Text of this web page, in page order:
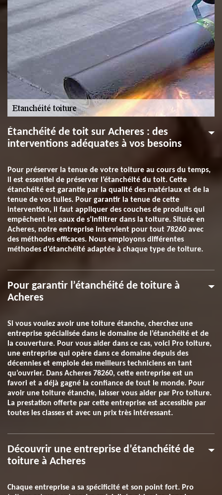
Étanchéité de toit sur Acheres : des
interventions adéquates à vos besoins
Pour préserver la tenue de votre toiture au cours du temps,
il est essentiel de préserver l’étanchéité du toit. Cette
étanchéité est garantie par la qualité des matériaux et de la
tenue de vos tuiles. Pour garantir la tenue de cette
intervention, il faut appliquer des couches de produits qui
empêchent les eaux de s’infiltrer dans la toiture. Située en
Acheres, notre entreprise intervient pour tout 78260 avec
des méthodes efficaces. Nous employons différentes
méthodes d’étanchéité adaptée à chaque type de toiture.
Pour garantir l’étanchéité de toiture à
Acheres
Si vous voulez avoir une toiture étanche, cherchez une
entreprise spécialisée dans le domaine de l’étanchéité et de
la couverture. Pour vous aider dans ce cas, voici Pro toiture,
une entreprise qui opère dans ce domaine depuis des
décennies et emploie des meilleurs techniciens en tant
qu’ouvrier. Dans Acheres 78260, cette entreprise est un
favori et a déjà gagné la confiance de tout le monde. Pour
avoir une toiture étanche, laisser vous aider par Pro toiture.
La prestation offerte par cette entreprise est accessible par
toutes les classes et avec un prix très intéressant.
Découvrir une entreprise d’étanchéité de
toiture à Acheres
Chaque entreprise a sa spécificité et son point fort. Pro